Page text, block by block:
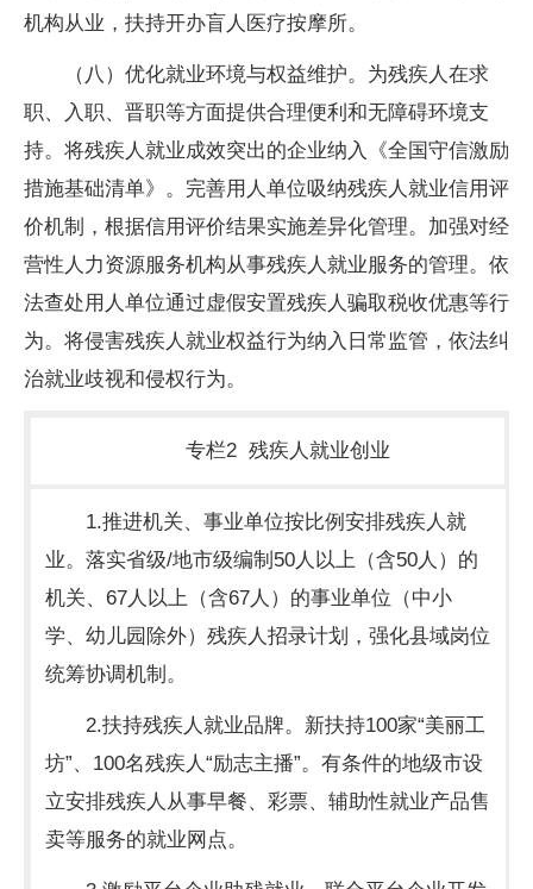
机构从业，扶持开办盲人医疗按摩所。
（八）优化就业环境与权益维护。为残疾人在求
职、入职、晋职等方面提供合理便利和无障碍环境支
持。将残疾人就业成效突出的企业纳入《全国守信激励
措施基础清单》。完善用人单位吸纳残疾人就业信用评
价机制，根据信用评价结果实施差异化管理。加强对经
营性人力资源服务机构从事残疾人就业服务的管理。依
法查处用人单位通过虚假安置残疾人骗取税收优惠等行
为。将侵害残疾人就业权益行为纳入日常监管，依法纠
治就业歧视和侵权行为。
专栏2 残疾人就业创业
1.推进机关、事业单位按比例安排残疾人就
业。落实省级/地市级编制50人以上（含50人）的
机关、67人以上（含67人）的事业单位（中小
学、幼儿园除外）残疾人招录计划，强化县域岗位
统筹协调机制。
2.扶持残疾人就业品牌。新扶持100家“美丽工
坊”、100名残疾人“励志主播”。有条件的地级市设
立安排残疾人从事早餐、彩票、辅助性就业产品售
卖等服务的就业网点。